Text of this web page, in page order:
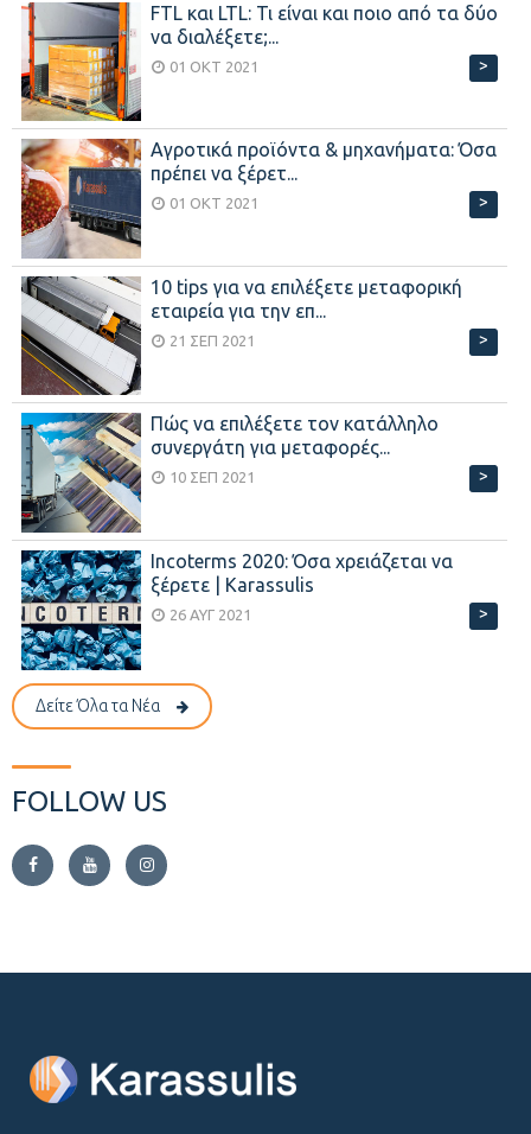
FTL και LTL: Τι είναι και ποιο από τα δύο
να διαλέξετε;...
01 ΟΚΤ 2021 >
Αγροτικά προϊόντα & μηχανήματα: Όσα
πρέπει να ξέρετ...
01 ΟΚΤ 2021 >
10 tips για να επιλέξετε μεταφορική
εταιρεία για την επ...
21 ΣΕΠ 2021 >
Πώς να επιλέξετε τον κατάλληλο
συνεργάτη για μεταφορές...
10 ΣΕΠ 2021 >
Incoterms 2020: Όσα χρειάζεται να
ξέρετε | Karassulis
26 ΑΥΓ 2021 >
Δείτε Όλα τα Νέα
FOLLOW US